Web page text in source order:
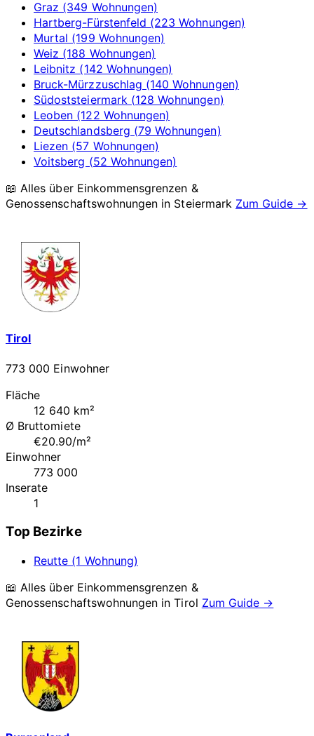
Graz (349 Wohnungen)
Hartberg-Fürstenfeld (223 Wohnungen)
Murtal (199 Wohnungen)
Weiz (188 Wohnungen)
Leibnitz (142 Wohnungen)
Bruck-Mürzzuschlag (140 Wohnungen)
Südoststeiermark (128 Wohnungen)
Leoben (122 Wohnungen)
Deutschlandsberg (79 Wohnungen)
Liezen (57 Wohnungen)
Voitsberg (52 Wohnungen)
📖 Alles über Einkommensgrenzen &
Genossenschaftswohnungen in Steiermark Zum Guide →
Tirol
773 000 Einwohner
Fläche
12 640 km²
Ø Bruttomiete
€20.90/m²
Einwohner
773 000
Inserate
1
Top Bezirke
Reutte (1 Wohnung)
📖 Alles über Einkommensgrenzen &
Genossenschaftswohnungen inTirol Zum Guide →